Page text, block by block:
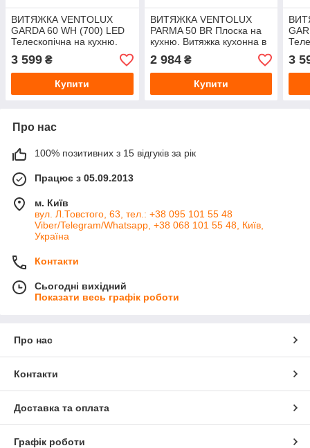
ВИТЯЖКА VENTOLUX
GARDA 60 WH (700) LED
Телескопічна на кухню.
Витяжка кухонна в Україні.
*ЗНИЖКА В ОПИСІ.
3 599 ₴
Купити
ВИТЯЖКА VENTOLUX
PARMA 50 BR Плоска на
кухню. Витяжка кухонна в
Україні. *ЗНИЖКА В
ОПИСІ.
2 984₴
Купити
3
Про нас
100% позитивних з 15 відгуків за рік
Працює з 05.09.2013
м. Київ
вул. Л.Товстого, 63, тел.: +38 095 101 55 48
Viber/Telegram/Whatsapp, +38 068 101 55 48, Київ,
Україна
Контакти
Сьогодні вихідний
Показати весь графік роботи
Про нас
Контакти
Доставка та оплата
Графік роботи